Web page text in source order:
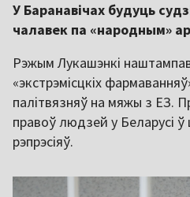
У Баранавічах будуць
чалавек па «народным»
Рэжым Лукашэнкі
«экстрэмісцкіх
палітвязняў на мяжы з ЕЗ.
правоў людзей у Беларусі
рэпрэсіяў.